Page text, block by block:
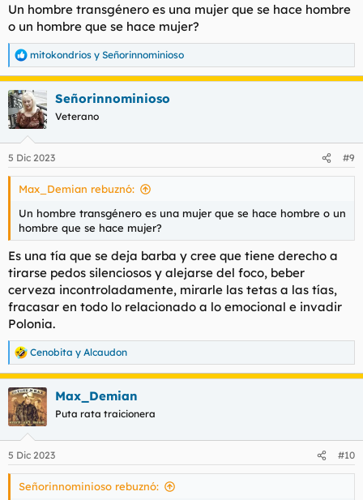
:
Un hombre transgénero es una mujer que se hace hombre
o un hombre que se hace mujer?
R
e
a
c
c
i
e
s
mitokondrios y Señorinnominioso
Señorinnominioso
Veterano
5 Dic 2023 #9
Max_Demian rebuznó:
Un hombre transgénero es una mujer que se hace hombre o un
hombre que se hace mujer?
Es una tía que se deja barba y cree que tiene derecho a
tirarse pedos silenciosos y alejarse del foco, beber
cerveza incontroladamente, mirarle las tetas a las tías,
fracasar en todo lo relacionado a lo emocional e invadir
Polonia.
R
e
a
c
c
i
e
s
Cenobita y Alcaudon
Max_Demian
Puta rata traicionera
5 Dic 2023 #10
Señorinnominioso rebuznó: